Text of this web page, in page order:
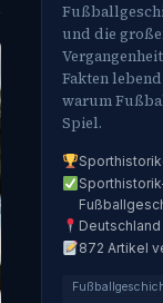
und die
Fakten
warum
Spiel.
Deutschland
872 Artikel